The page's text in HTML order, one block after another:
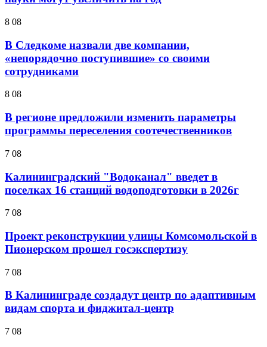
8 08
В Следкоме назвали две компании,
«непорядочно поступившие» со своими
сотрудниками
8 08
В регионе предложили изменить параметры
программы переселения соотечественников
7 08
Калининградский "Водоканал" введет в
поселках 16 станций водоподготовки в 2026г
7 08
Проект реконструкции улицы Комсомольской в
Пионерском прошел госэкспертизу
7 08
В Калининграде создадут центр по адаптивным
видам спорта и фиджитал-центр
7 08